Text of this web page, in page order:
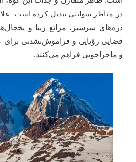
در مناظر سوانتی تبدیل کرده است.
دره‌های سرسبز، مراتع زیبا و
فضایی رؤیایی و فراموش‌نشدنی برای
و ماجراجویی فراهم می‌کنند.